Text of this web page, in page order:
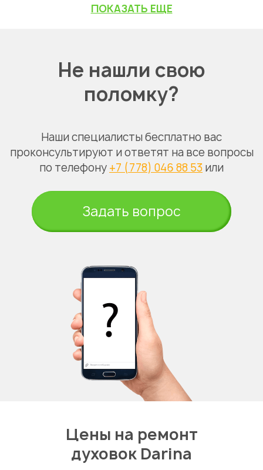
ПОКАЗАТЬ ЕЩЕ
Не нашли свою
поломку?
Наши специалисты бесплатно вас
проконсультируют и ответят на все вопросы
по телефону +7 (778) 046 88 53 или
Задать вопрос
Цены на ремонт
духовок Darina